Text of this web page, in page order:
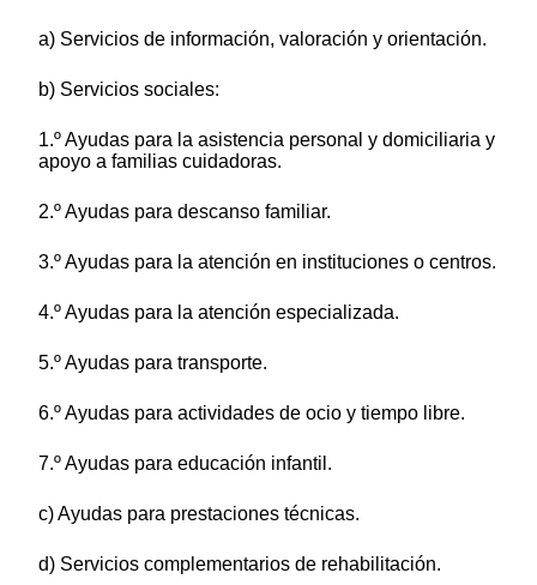
a) Servicios de información, valoración y orientación.
b) Servicios sociales:
1.º Ayudas para la asistencia personal y domiciliaria y
apoyo a familias cuidadoras.
2.º Ayudas para descanso familiar.
3.º Ayudas para la atención en instituciones o centros.
4.º Ayudas para la atención especializada.
5.º Ayudas para transporte.
6.º Ayudas para actividades de ocio y tiempo libre.
7.º Ayudas para educación infantil.
c) Ayudas para prestaciones técnicas.
d) Servicios complementarios de rehabilitación.